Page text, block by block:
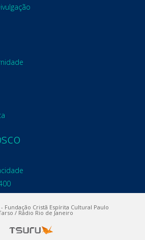
Fundação Cristã Espírita Cultural Paulo
/ Rádio Rio de Janeiro